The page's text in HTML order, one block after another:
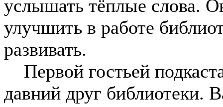
услышать тёплые слова.
улучшить в работе
развивать.
Первой гостьей
давний друг библиотеки.